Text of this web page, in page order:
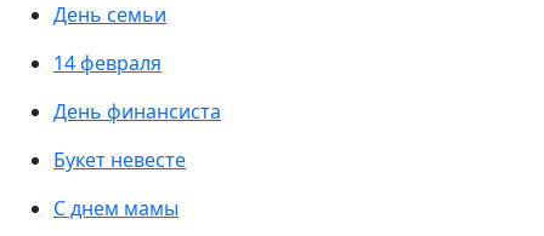
День семьи
14 февраля
День финансиста
Букет невесте
С днем мамы